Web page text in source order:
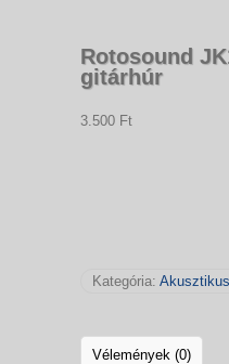
Rotosound
gitárhúr
3.500 Ft
Kategória:
Vélemények (0)